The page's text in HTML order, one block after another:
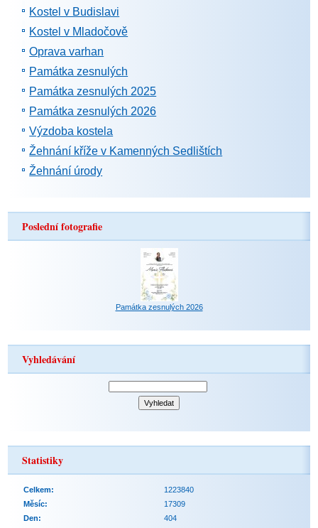
Kostel v Budislavi
Kostel v Mladočově
Oprava varhan
Památka zesnulých
Památka zesnulých 2025
Památka zesnulých 2026
Výzdoba kostela
Žehnání kříže v Kamenných Sedlištích
Žehnání úrody
Poslední fotografie
Památka zesnulých 2026
Vyhledávání
Statistiky
Celkem:
1223840
Měsíc:
17309
Den:
404